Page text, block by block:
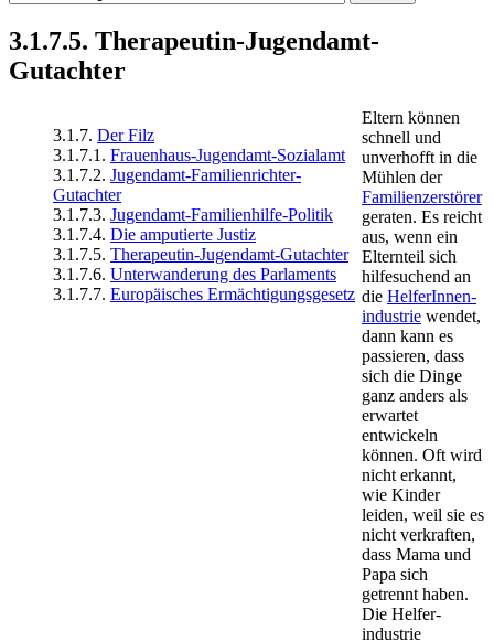
3.1.7.5. Therapeutin-Jugendamt-
Gutachter
3.1.7. Der Filz
3.1.7.1. Frauenhaus-Jugendamt-Sozialamt
3.1.7.2. Jugendamt-Familienrichter-
Gutachter
3.1.7.3. Jugendamt-Familienhilfe-Politik
3.1.7.4. Die amputierte Justiz
3.1.7.5. Therapeutin-Jugendamt-Gutachter
3.1.7.6. Unterwanderung des Parlaments
3.1.7.7. Europäisches Ermächtigungsgesetz
Eltern können
schnell und
unverhofft in die
Mühlen der
Familien­zerstörer
geraten. Es reicht
aus, wenn ein
Elternteil sich
hilfesuchend an
die HelferInnen­
industrie wendet,
dann kann es
passieren, dass
sich die Dinge
ganz anders als
erwartet
entwickeln
können. Oft wird
nicht erkannt,
wie Kinder
leiden, weil sie es
nicht verkraften,
dass Mama und
Papa sich
getrennt haben.
Die Helfer­
industrie